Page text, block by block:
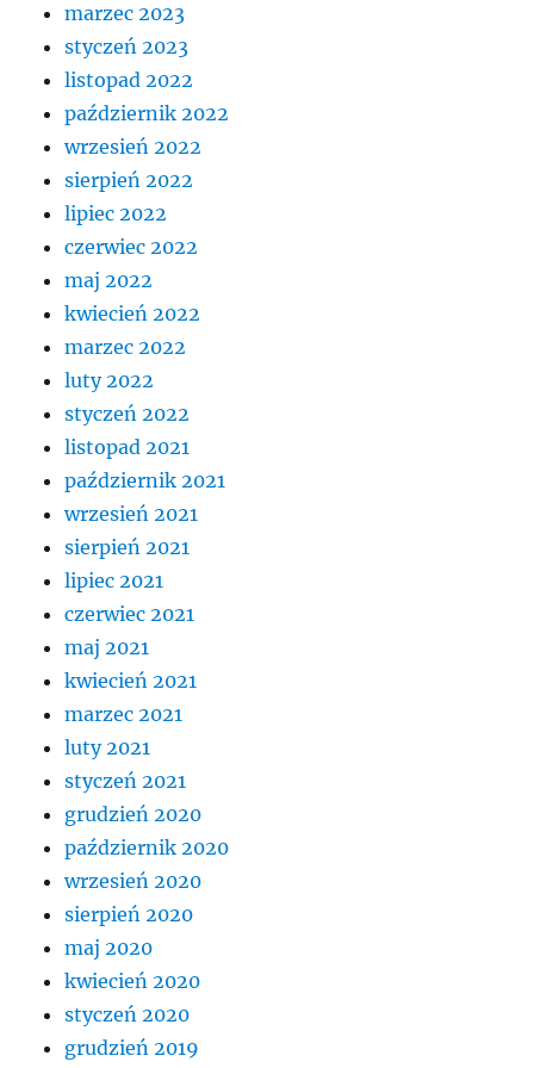
marzec 2023
styczeń 2023
listopad 2022
październik 2022
wrzesień 2022
sierpień 2022
lipiec 2022
czerwiec 2022
maj 2022
kwiecień 2022
marzec 2022
luty 2022
styczeń 2022
listopad 2021
październik 2021
wrzesień 2021
sierpień 2021
lipiec 2021
czerwiec 2021
maj 2021
kwiecień 2021
marzec 2021
luty 2021
styczeń 2021
grudzień 2020
październik 2020
wrzesień 2020
sierpień 2020
maj 2020
kwiecień 2020
styczeń 2020
grudzień 2019